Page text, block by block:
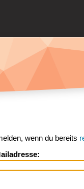
wenn du bereits